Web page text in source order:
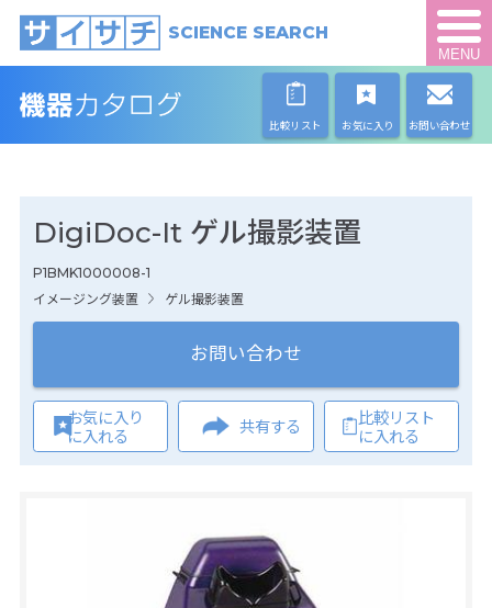
SCIENCE SEARCH
MENU
比較リスト お気に入り お問い合わせ
DigiDoc-It ゲル撮影装置
P1BMK1000008-1
イメージング装置
ゲル撮影装置
お問い合わせ
お気に入り
に入れる
共有する
比較リスト
に入れる